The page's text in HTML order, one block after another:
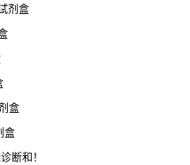
剂盒
盒
盒
断和！